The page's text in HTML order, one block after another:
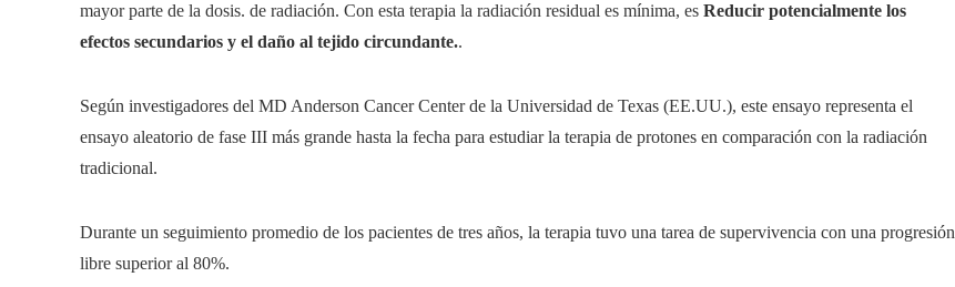
mayor parte de la dosis. de radiación. Con esta terapia la radiación residual es mínima, es Reducir potencialmente los
efectos secundarios y el daño al tejido circundante..
Según investigadores del MD Anderson Cancer Center de la Universidad de Texas (EE.UU.), este ensayo representa el
ensayo aleatorio de fase III más grande hasta la fecha para estudiar la terapia de protones en comparación con la radiación
tradicional.
Durante un seguimiento promedio de los pacientes de tres años, la terapia tuvo una tarea de supervivencia con una progresión
libre superior al 80%.